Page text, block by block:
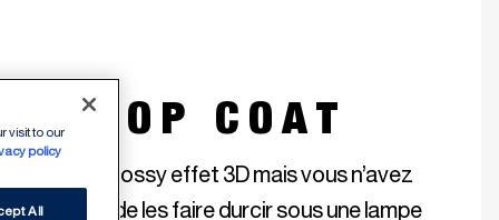
TOP COAT
ongles glossy effet 3D mais vous n’avez
du temps, de les faire durcir sous une lampe
visit to our
policy
All